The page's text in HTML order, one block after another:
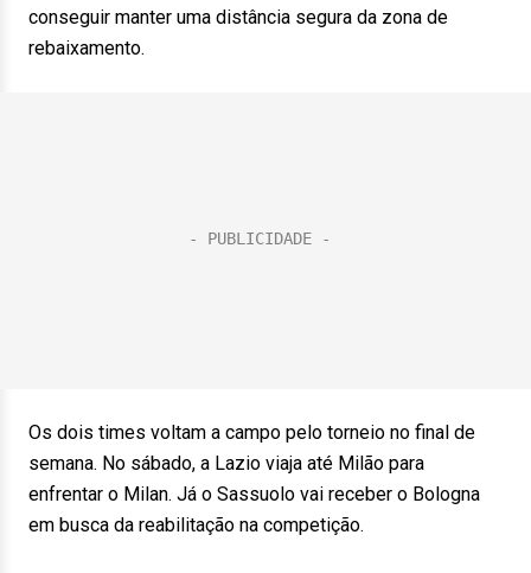
conseguir manter uma distância segura da zona de
rebaixamento.
Os dois times voltam a campo pelo torneio no final de
semana. No sábado, a Lazio viaja até Milão para
enfrentar o Milan. Já o Sassuolo vai receber o Bologna
em busca da reabilitação na competição.